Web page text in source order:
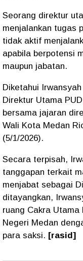
Seorang direktur
menjalankan tugas
tidak aktif
apabila berpotensi
maupun jabatan.
Diketahui
Direktur Utama
bersama jajaran
Wali Kota Medan
(5/1/2026).
Secara terpisah,
tanggapan terkait
menjabat sebagai
ditayangkan,
ruang Cakra Utama
Negeri Medan
para saksi. [rasid]